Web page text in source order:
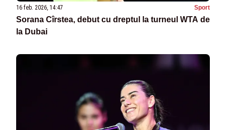
16 feb. 2026, 14:47 Sport
Sorana Cîrstea, debut cu dreptul la turneul WTA de
la Dubai